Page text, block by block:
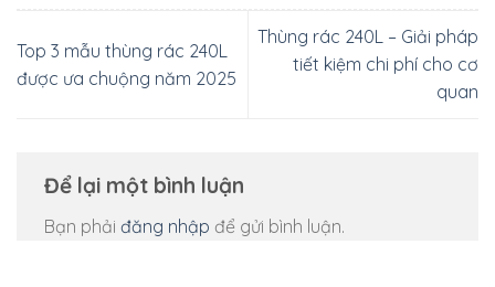
Top 3 mẫu thùng rác 240L
được ưa chuộng năm 2025
Thùng rác 240L – Giải pháp
tiết kiệm chi phí cho cơ
quan
Để lại một bình luận
Bạn phải đăng nhập để gửi bình luận.